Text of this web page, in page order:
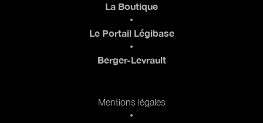
La Boutique
Le Portail Légibase
Berger-Levrault
Mentions légales